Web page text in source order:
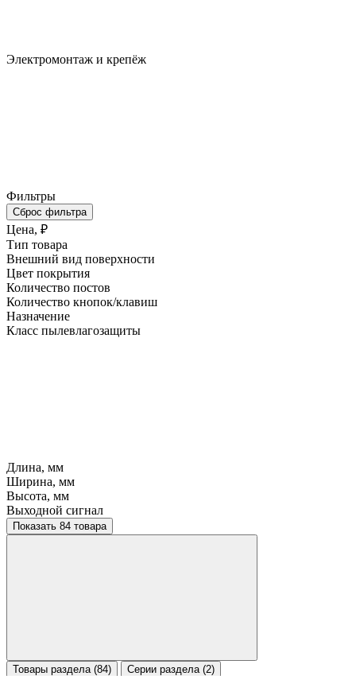
Электромонтаж и крепёж
Фильтры
Сброс фильтра
Цена, ₽
Тип товара
Внешний вид поверхности
Цвет покрытия
Количество постов
Количество кнопок/клавиш
Назначение
Класс пылевлагозащиты
Длина, мм
Ширина, мм
Высота, мм
Выходной сигнал
Показать 84 товара
Товары раздела (84) Серии раздела (2)